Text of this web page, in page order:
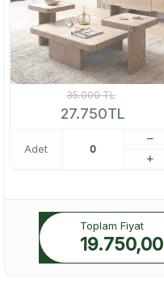
35.000TL
27.750TL
Adet
Toplam Fiyat
19.750,00